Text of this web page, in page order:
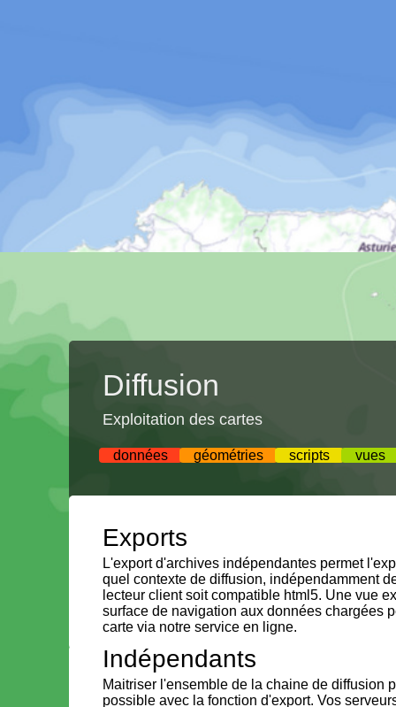
Diffusion
Exploitation des cartes
données géométries scripts vues
Exports
L'export d'archives indépendantes permet
quel contexte de diffusion, indépendamment
lecteur client soit compatible html5. Une vue
surface de navigation aux données chargées
carte via notre service en ligne.
Indépendants
Maitriser l'ensemble de la chaine de diffusion
possible avec la fonction d'export. Vos